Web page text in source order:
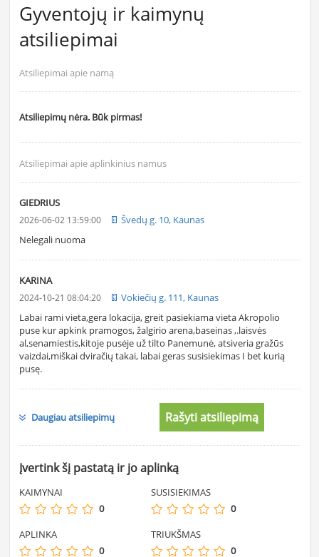
Gyventojų ir kaimynų
atsiliepimai
Atsiliepimai apie namą
Atsiliepimų nėra. Būk pirmas!
Atsiliepimai apie aplinkinius namus
GIEDRIUS
2026-06-02 13:59:00
Švedų g. 10, Kaunas
Nelegali nuoma
KARINA
2024-10-21 08:04:20
Vokiečių g. 111, Kaunas
Labai rami vieta,gera lokacija, greit pasiekiama vieta Akropolio
puse kur apkink pramogos, žalgirio arena,baseinas ,.laisvės
al,senamiestis,kitoje pusėje už tilto Panemunė, atsiveria gražūs
vaizdai,miškai dviračių takai, labai geras susisiekimas I bet kurią
pusę.
Daugiau atsiliepimų Rašyti atsiliepimą
Įvertink šį pastatą ir jo aplinką
KAIMYNAI
0
SUSISIEKIMAS
0
APLINKA
0
TRIUKŠMAS
0